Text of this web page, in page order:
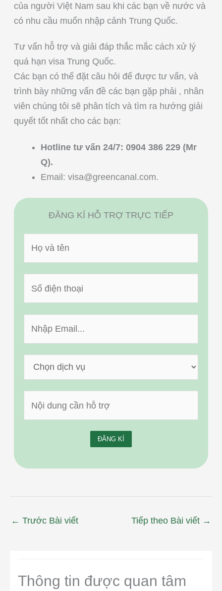
của người Việt Nam sau khi các bạn về nước và
có nhu cầu muốn nhập cảnh Trung Quốc.
Tư vấn hỗ trợ và giải đáp thắc mắc cách xử lý
quá hạn visa Trung Quốc.
Các bạn có thể đặt câu hỏi để được tư vấn, và
trình bày những vấn đề các bạn gặp phải , nhân
viên chúng tôi sẽ phân tích và tìm ra hướng giải
quyết tốt nhất cho các bạn:
Hotline tư vấn 24/7: 0904 386 229 (Mr
Q).
Email: visa@greencanal.com.
ĐĂNG KÍ HỖ TRỢ TRỰC TIẾP
← Trước Bài viết Tiếp theo Bài viết →
Thông tin được quan tâm